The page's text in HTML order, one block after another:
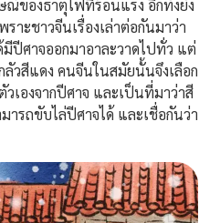
ของธาตุไฟที่ร้อนแรง อีกทั้งยัง
ราะชาวจีนเรื่องเล่าต่อกันมาว่า
ปีศาจออกมาอาละวาดไปทั่ว แต่
ลัวสีแดง คนจีนในสมัยนั้นจึงเลือก
เองจากปีศาจ และเป็นที่มาว่าสี
รถขับไล่ปีศาจได้ และเชื่อกันว่า